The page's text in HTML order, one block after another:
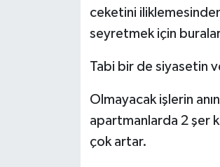
ceketini
seyretmek için
Tabi bir de siyasetin
Olmayacak işlerin
apartmanlarda 2 şer
çok artar.